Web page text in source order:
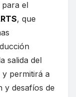
para el
, que
salida del
y permitirá a
y desafíos de